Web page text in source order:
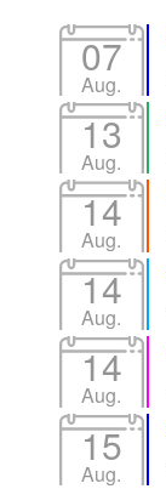
07
Aug.
13
Aug.
14
Aug.
14
Aug.
14
Aug.
15
Aug.